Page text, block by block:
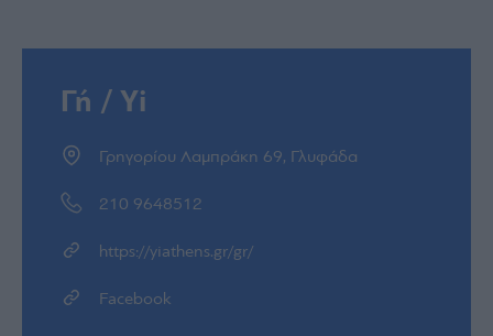
Γή / Yi
Γρηγορίου Λαμπράκη 69, Γλυφάδα
210 9648512
https://yiathens.gr/gr/
Facebook